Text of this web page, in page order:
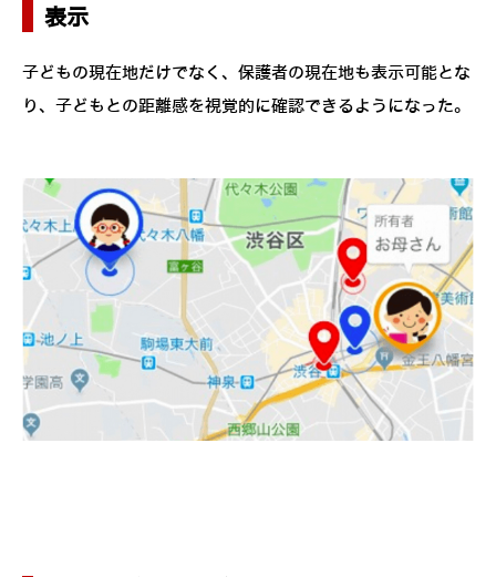
表示
子どもの現在地だけでなく、保護者の現在地も表示可能とな
り、子どもとの距離感を視覚的に確認できるようになった。